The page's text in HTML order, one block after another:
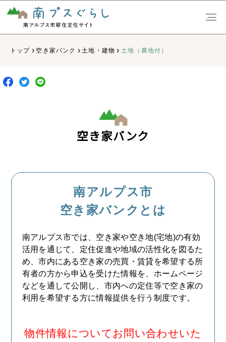
トップ › 空き家バンク › 土地・建物 › 土地（農地付）
空き家バンク
南アルプス市
空き家バンクとは
南アルプス市では、空き家や空き地(宅地)の有効
活用を通じて、定住促進や地域の活性化を図るた
め、市内にある空き家の売買・賃貸を希望する所
有者の方から申込を受けた情報を、ホームページ
などを通して公開し、市内への定住等で空き家の
利用を希望する方に情報提供を行う制度です。
物件情報についてお問い合わせいた